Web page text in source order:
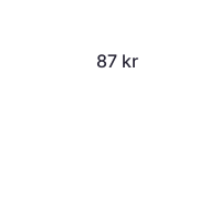
87 kr